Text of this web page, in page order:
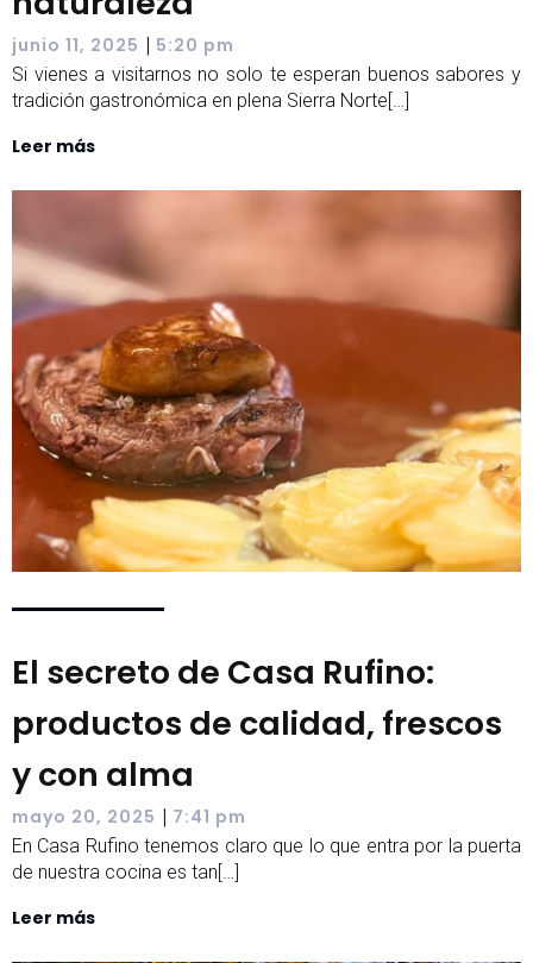
junio 11, 2025 | 5:20 pm
Si vienes a visitarnos no solo te esperan buenos sabores y
tradición gastronómica en plena Sierra Norte[…]
Leer más
El secreto de Casa Rufino:
productos de calidad, frescos
y con alma
mayo 20, 2025 | 7:41 pm
En Casa Rufino tenemos claro que lo que entra por la puerta
de nuestra cocina es tan[…]
Leer más